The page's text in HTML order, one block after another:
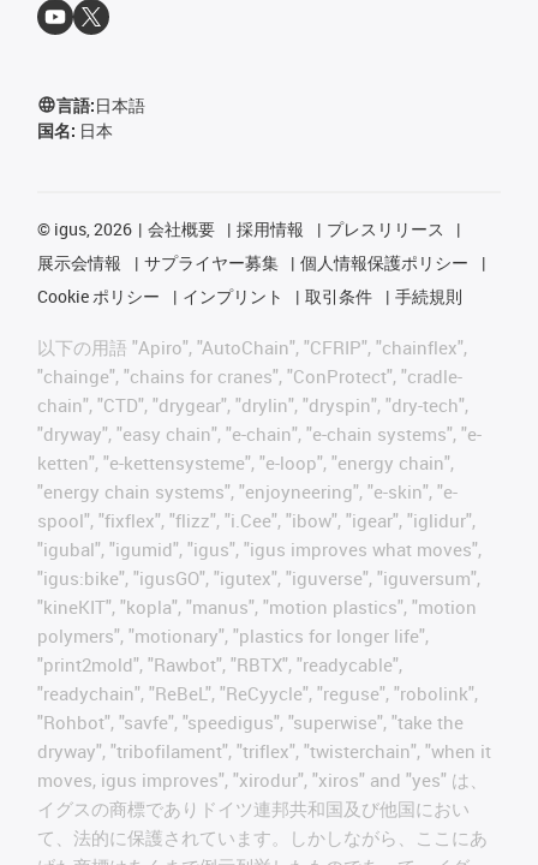
言語:日本語
国名: 日本
© igus, 2026 会社概要 採用情報
プレスリリース
展示会情報
サプライヤー募集
個人情報保護ポリシー
Cookie ポリシー
インプリント 取引条件 手続規則
以下の用語 "Apiro", "AutoChain", "CFRIP", "chainflex",
"chainge", "chains for cranes", "ConProtect", "cradle-
chain", "CTD", "drygear", "drylin", "dryspin", "dry-tech",
"dryway", "easy chain", "e-chain", "e-chain systems", "e-
ketten", "e-kettensysteme", "e-loop", "energy chain",
"energy chain systems", "enjoyneering", "e-skin", "e-
spool", "fixflex", "flizz", "i.Cee", "ibow", "igear", "iglidur",
"igubal", "igumid", "igus", "igus improves what moves",
"igus:bike", "igusGO", "igutex", "iguverse", "iguversum",
"kineKIT", "kopla", "manus", "motion plastics", "motion
polymers", "motionary", "plastics for longer life",
"print2mold", "Rawbot", "RBTX", "readycable",
"readychain", "ReBeL", "ReCyycle", "reguse", "robolink",
"Rohbot", "savfe", "speedigus", "superwise", "take the
dryway", "tribofilament", "triflex", "twisterchain", "when it
moves, igus improves", "xirodur", "xiros" and "yes" は、
イグスの商標でありドイツ連邦共和国及び他国におい
て、法的に保護されています。しかしながら、ここにあ